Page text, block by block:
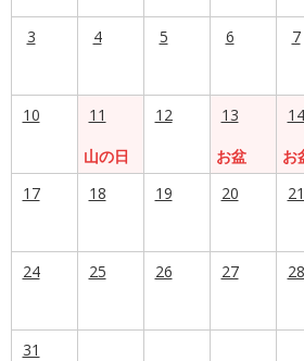
3 4 5 6 7
10
11
山の日
12
13
お盆
14
お
17
18 19 20 21
24 25 26 27 28
31